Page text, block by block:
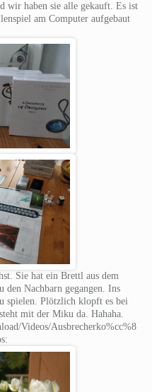
wir haben sie alle gekauft. Es ist
am Computer aufgebaut
Sie hat ein Brettl aus dem
den Nachbarn gegangen. Ins
spielen. Plötzlich klopft es bei
mit der Miku da. Hahaha.
Videos/Ausbrecherko%cc%8